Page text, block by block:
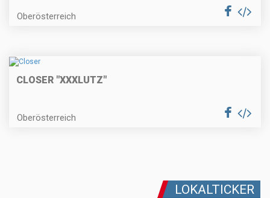
Oberösterreich
CLOSER "XXXLUTZ"
Oberösterreich
LOKALTICKER